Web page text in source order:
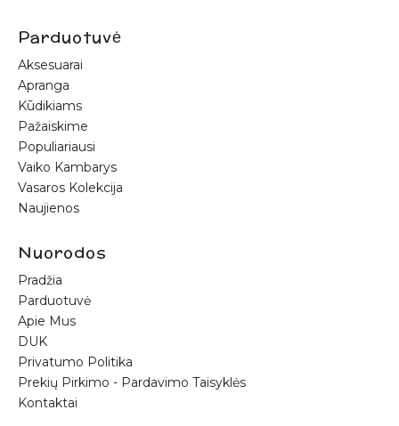
Parduotuvė
Aksesuarai
Apranga
Kūdikiams
Pažaiskime
Populiariausi
Vaiko Kambarys
Vasaros Kolekcija
Naujienos
Nuorodos
Pradžia
Parduotuvė
Apie Mus
DUK
Privatumo Politika
Prekių Pirkimo - Pardavimo Taisyklės
Kontaktai